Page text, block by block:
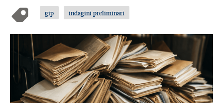
gip indagini preliminari